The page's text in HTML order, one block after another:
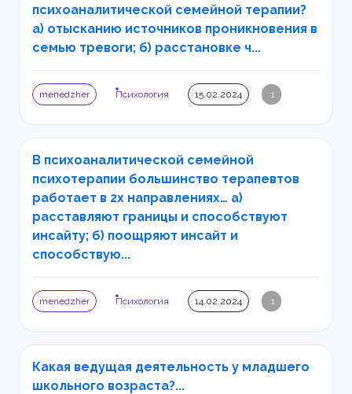
психоаналитической семейной терапии?
а) отысканию источников проникновения в
семью тревоги; б) расстановке ч...
menedzher Психология 15.02.2024 1
В психоаналитической семейной
психотерапии большинство терапевтов
работает в 2х направлениях… а)
расставляют границы и способствуют
инсайту; б) поощряют инсайт и
способствую...
menedzher Психология 14.02.2024 1
Какая ведущая деятельность у младшего
школьного возраста?...